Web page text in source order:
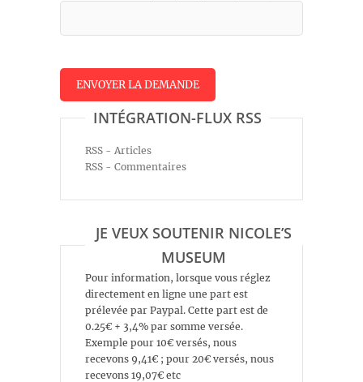
INTÉGRATION-FLUX RSS
RSS - Articles
RSS - Commentaires
JE VEUX SOUTENIR NICOLE’S
MUSEUM
Pour information, lorsque vous réglez
directement en ligne une part est
prélevée par Paypal. Cette part est de
0.25€ + 3,4% par somme versée.
Exemple pour 10€ versés, nous
recevons 9,41€ ; pour 20€ versés, nous
recevons 19,07€ etc